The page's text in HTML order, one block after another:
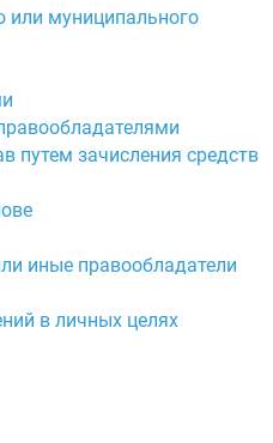
или муниципального
путем зачисления средств
иные правообладатели
в личных целях